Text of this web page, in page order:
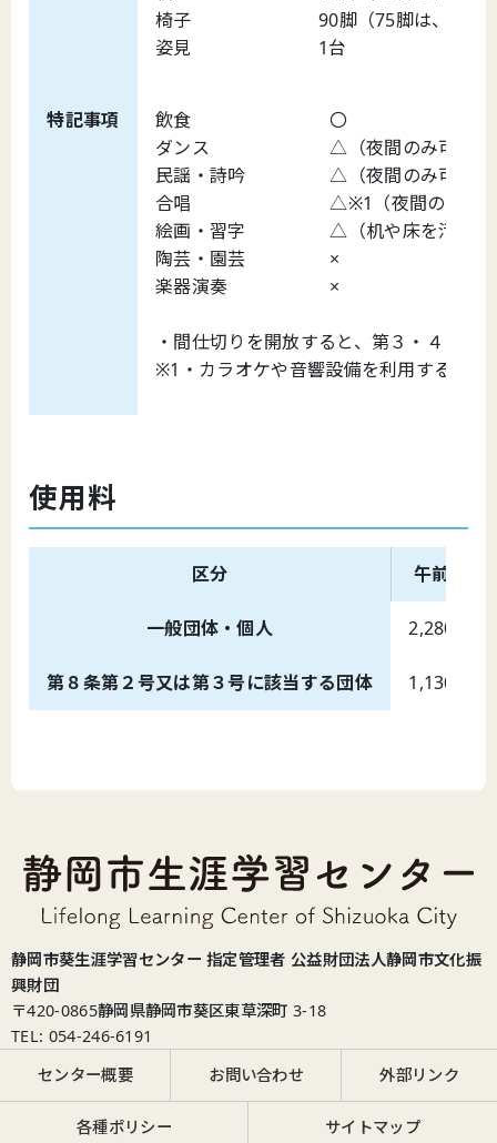
椅子 90脚（75脚は、収納庫
姿見 1台
特記事項
飲食 〇
ダンス △（夜間のみ可（要音
民謡・詩吟 △（夜間のみ
合唱 △※1（夜間の
絵画・習字 △（机や床を汚さな
陶芸・園芸 ×
楽器演奏 ×
・間仕切りを開放すると、第３・４・５
※1・カラオケや音響設備を利用する楽
使用料
区分 午前
一般団体・個人 2,280
第８条第２号又は第３号に該当する団体 1,130
静岡市葵生涯学習センター 指定管理者 公益財団法人静岡市文化振
興財団
〒420-0865静岡県静岡市葵区東草深町 3-18
TEL: 054-246-6191
センター概要
お問い合わせ 外部リンク
各種ポリシー サイトマップ